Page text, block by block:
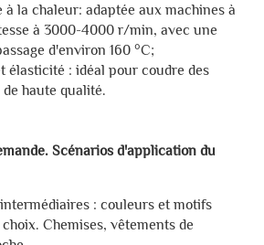
la chaleur: adaptée aux machines à
à 3000-4000 r/min, avec une
d'environ 160 °C;
élasticité : idéal pour coudre des
haute qualité.
Scénarios d'application du
: couleurs et motifs
Chemises, vêtements de